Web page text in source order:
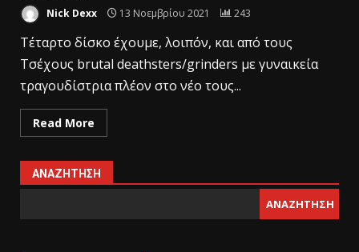
Nick Dexx 13 Νοεμβρίου 2021 243
Τέταρτο δίσκο έχουμε, λοιπόν, και από τους
Τσέχους brutal deathsters/grinders με γυναικεία
τραγουδίστρια πλέον στο νέο τους...
Read More
ΑΝΑΖΉΤΗΣΗ
ΑΝΑΖΉΤΗΣΗ